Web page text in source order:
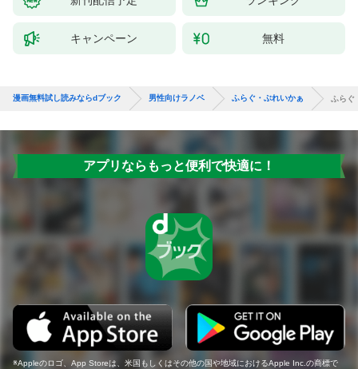
キャンペーン 無料
漫画無料試し読みならdブック 男性向けラノベ ふらぐ・ぶれいかぁ ふらぐ
アプリならもっと便利で快適に！
Appleのロゴ、App Storeは、米国もしくはその他の国や地域におけるApple Inc.の商標で